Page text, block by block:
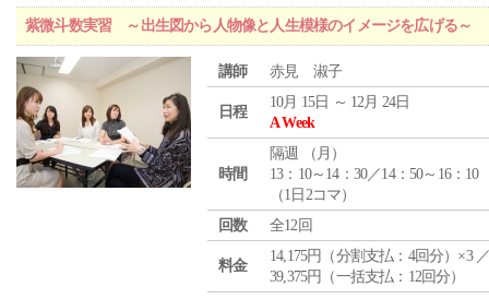
紫微斗数実習 ～出生図から人物像と人生模様のイメージを広げる～
講師 赤見 淑子
日程
10月 15日 ～ 12月 24日
A Week
時間
隔週 （ 月 ）
13：10～14：30／14：50～16：10
（1日2コマ）
回数
全12回
料金
14,175円（分割支払：4回分）×3
39,375円（一括支払：12回分）